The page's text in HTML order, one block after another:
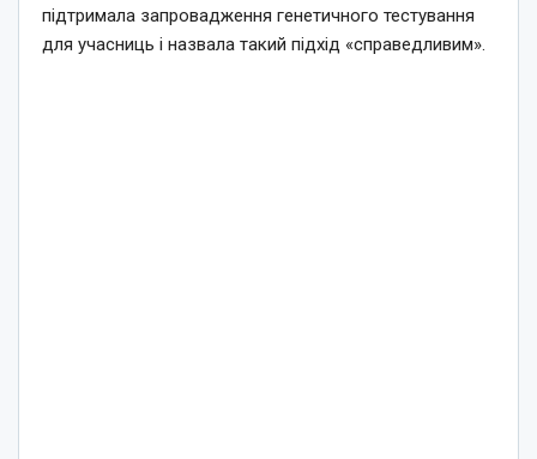
підтримала запровадження генетичного тестування
для учасниць і назвала такий підхід «справедливим».